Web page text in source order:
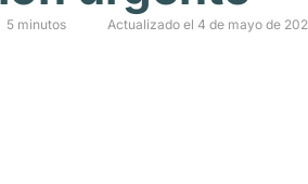
5 minutos Actualizado el 4 de mayo de